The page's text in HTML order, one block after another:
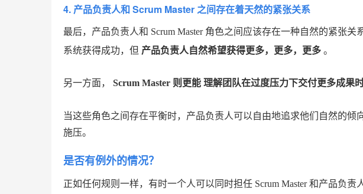
4. 产品负责人和 Scrum Master 之间存在着天然的紧张关系
最后，产品负责人和 Scrum Master 角色之间应该存在一种自然的紧张
系统获得成功，但 产品负责人自然希望获得更多，更多，更多 。
另一方面， Scrum Master 则更能 理解团队在过度压力下交付更多成果
当这些角色之间存在平衡时，产品负责人可以自由地追求他们自然的倾
施压。
是否有例外的情况？
正如任何规则一样，有时一个人可以同时担任 Scrum Master 和产品负责